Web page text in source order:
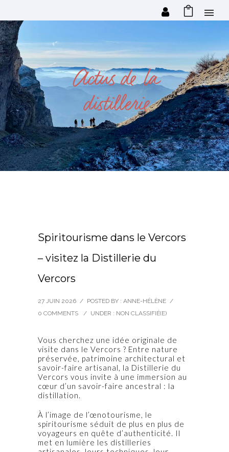
Actus de la
distillerie
Spiritourisme dans le Vercors
– visitez la Distillerie du
Vercors
27 JUIN 2026 / POSTED BY : ANNE-HÉLÈNE /
0 COMMENTS
/ UNDER : NON CLASSIFIÉ(E)
Vous cherchez une idée originale de
visite dans le Vercors ? Entre nature
préservée, patrimoine architectural et
savoir-faire artisanal, la Distillerie du
Vercors vous invite à une immersion au
cœur d’un savoir-faire ancestral : la
distillation.
À l’image de l’œnotourisme, le
spiritourisme séduit de plus en plus de
voyageurs en quête d’authenticité. Il
met en lumière les distilleries